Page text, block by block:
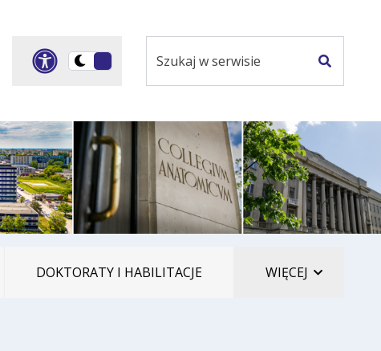
Panel dostosowania
Przełącz
ciemną
serwisie
DOKTORATY I HABILITACJE WIĘCEJ